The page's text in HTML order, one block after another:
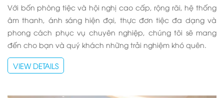
Với bốn phòng tiệc và hội nghị cao cấp, rộng rãi, hệ thống
âm thanh, ánh sáng hiện đại, thực đơn tiệc đa dạng và
phong cách phục vụ chuyên nghiệp, chúng tôi sẽ mang
đến cho bạn và quý khách những trải nghiệm khó quên.
VIEW DETAILS